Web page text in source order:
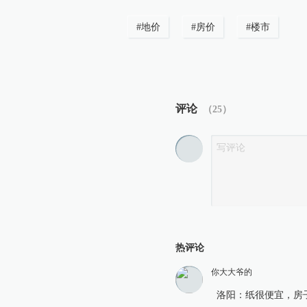
#地价 #房价 #楼市
评论 （25）
热评论
你大大爷的
洛阳：纸很便宜，房